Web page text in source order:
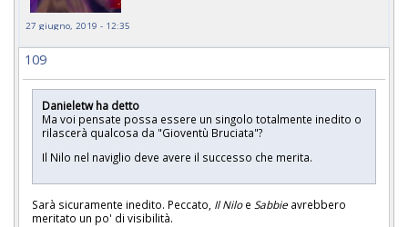
27 giugno, 2019 - 12:35
109
Danieletw ha detto
Ma voi pensate possa essere un singolo totalmente inedito o
rilascerà qualcosa da "Gioventù Bruciata"?
Il Nilo nel naviglio deve avere il successo che merita.
Sarà sicuramente inedito. Peccato, Il Niloe Sabbie avrebbero
meritato un po' di visibilità.